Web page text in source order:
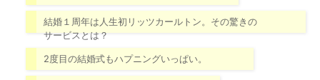
結婚１周年は人生初リッツカールトン。その驚きの
サービスとは？
2度目の結婚式もハプニングいっぱい。